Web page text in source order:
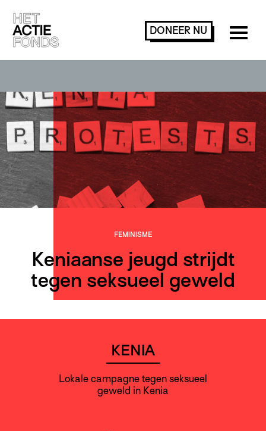
DONEER NU
FEMINISME
Keniaanse jeugd strijdt
tegen seksueel geweld
KENIA
Lokale campagne tegen seksueel
geweld in Kenia